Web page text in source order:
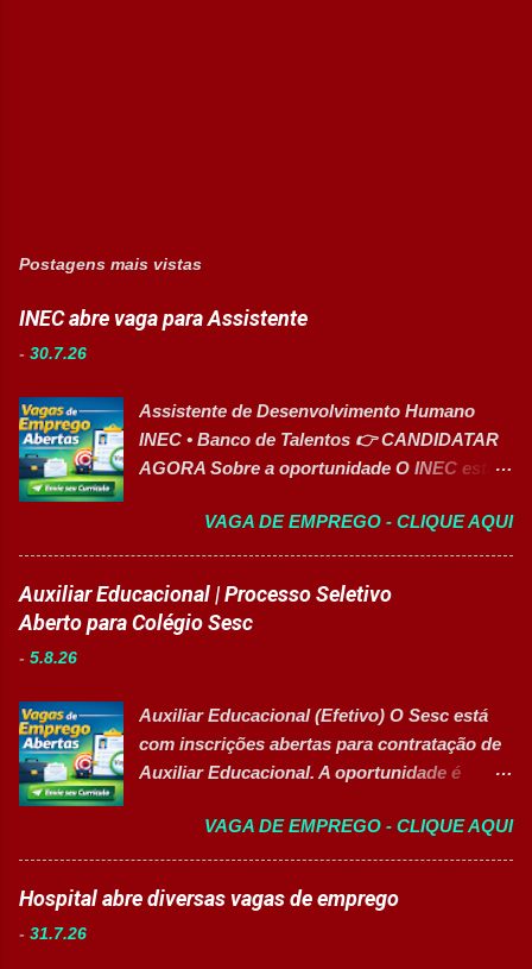
Postagens mais vistas
INEC abre vaga para Assistente
- 30.7.26
Assistente de Desenvolvimento Humano
INEC • Banco de Talentos 👉 CANDIDATAR
AGORA Sobre a oportunidade O INEC está
Talentos da função de Assistente de
Desenvolvimento Humano . O profissional
dará suporte às atividades de Recursos
Humanos, recrutamento e seleção,
administração de pessoal e atendimento aos
que desejam desenvolver carreira na área de
Gestão de Pessoas. Salário R$ 2.236,38
Principais atividades Apoiar os processos de
atendimento aos colaboradores. Dar suporte
às rotinas de Departamento Pessoal.
Acompanhar e controlar benefícios.
VAGA DE EMPREGO - CLIQUE AQUI
Auxiliar Educacional | Processo Seletivo
Aberto para Colégio Sesc
- 5.8.26
Auxiliar Educacional (Efetivo) O Sesc está
com inscrições abertas para contratação de
Auxiliar Educacional. A oportunidade é
nas áreas da educação que desejam atuar
em ambiente escolar, apoiando professores
e estudantes. 👉 CANDIDATAR-SE AGORA
Resumo da vaga Cargo: Auxiliar
VAGA DE EMPREGO - CLIQUE AQUI
Hospital abre diversas vagas de emprego
- 31.7.26